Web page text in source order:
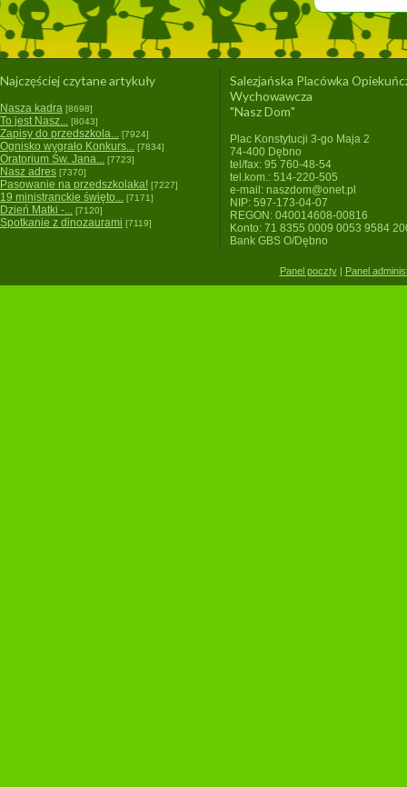
Najczęściej czytane artykuły
Nasza kadra [8698]
To jest Nasz... [8043]
Zapisy do przedszkola... [7924]
Ognisko wygrało Konkurs... [7834]
Oratorium Św. Jana... [7723]
Nasz adres [7370]
Pasowanie na przedszkolaka! [7227]
19 ministranckie święto... [7171]
Dzień Matki -... [7120]
Spotkanie z dinozaurami [7119]
Salezjańska Placówka
Wychowawcza
"Nasz Dom"
Plac Konstytucji 3-go Maja 2
74-400 Dębno
tel/fax: 95 760-48-54
tel.kom.: 514-220-505
e-mail: naszdom@onet.pl
NIP: 597-173-04-07
REGON: 040014608-00816
Konto: 71 8355 0009 0053 9584
Bank GBS O/Dębno
Panel poczty| Panel